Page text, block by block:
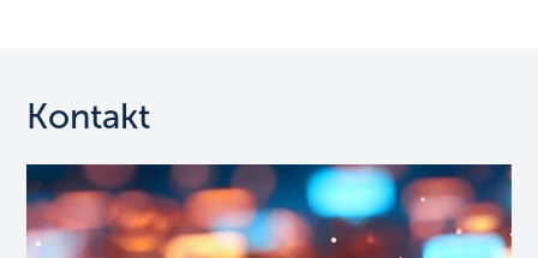
Kontakt